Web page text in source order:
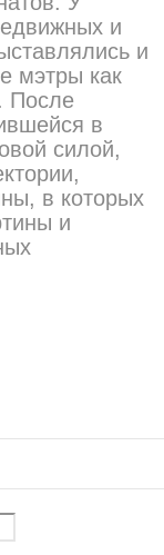
и
и
мэтры как
После
в
силой,
в которых
и